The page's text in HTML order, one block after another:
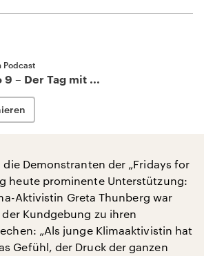
Podcast
9 – Der Tag mit ...
die Demonstranten der „Fridays for
heute prominente Unterstützung:
Aktivistin Greta Thunberg war
Kundgebung zu ihren
„Als junge Klimaaktivistin hat
Gefühl, der Druck der ganzen